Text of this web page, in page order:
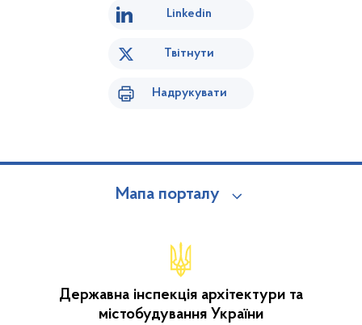
Linkedin
Твітнути
Надрукувати
Мапа порталу
Державна інспекція архітектури та
містобудування України